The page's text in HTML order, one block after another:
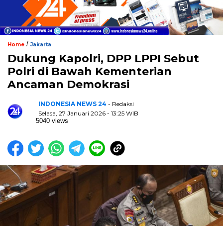
Home / Jakarta
Dukung Kapolri, DPP LPPI Sebut
Polri di Bawah Kementerian
Ancaman Demokrasi
INDONESIA NEWS 24 - Redaksi
Selasa, 27 Januari 2026 - 13:25 WIB
5040 views